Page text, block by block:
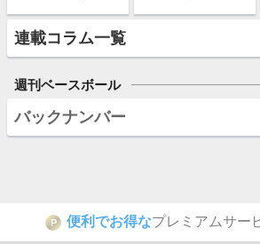
連載コラム一覧
週刊ベースボール
バックナンバー
P 便利でお得なプレミアムサー